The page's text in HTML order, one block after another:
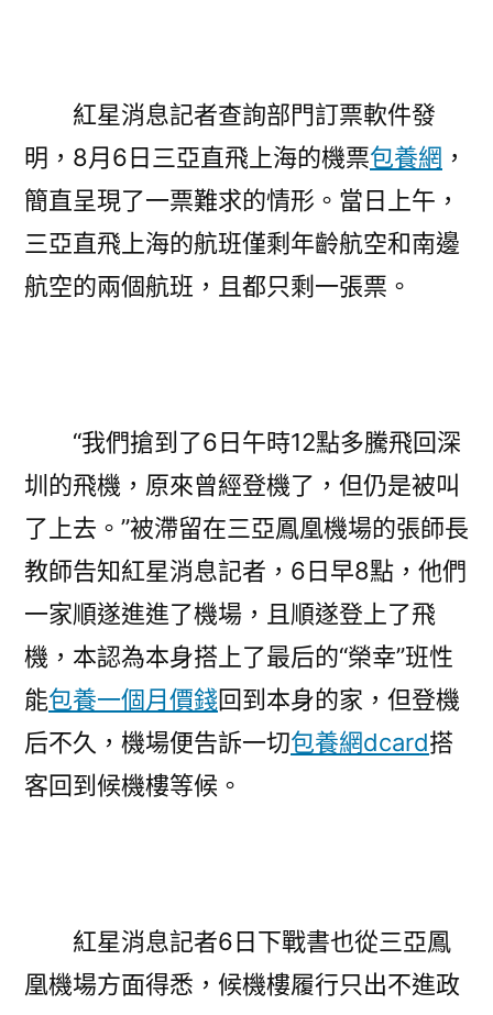
紅星消息記者查詢部門訂票軟件發
明，8月6日三亞直飛上海的機票包養網 ，
簡直呈現了一票難求的情形。當日上午，
三亞直飛上海的航班僅剩年齡航空和南邊
航空的兩個航班，且都只剩一張票。
“我們搶到了6日午時12點多騰飛回深
圳的飛機，原來曾經登機了，但仍是被叫
了上去。”被滯留在三亞鳳凰機場的張師長
教師告知紅星消息記者，6日早8點，他們
一家順遂進進了機場，且順遂登上了飛
機，本認為本身搭上了最后的“榮幸”班性
能包養一個月價錢回到本身的家，但登機
后不久，機場便告訴一切包養網dcard搭
客回到候機樓等候。
紅星消息記者6日下戰書也從三亞鳳
凰機場方面得悉，候機樓履行只出不進政